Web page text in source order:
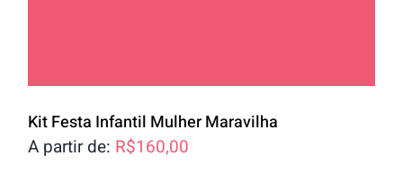
Kit Festa Infantil Mulher Maravilha
A partir de: R$160,00